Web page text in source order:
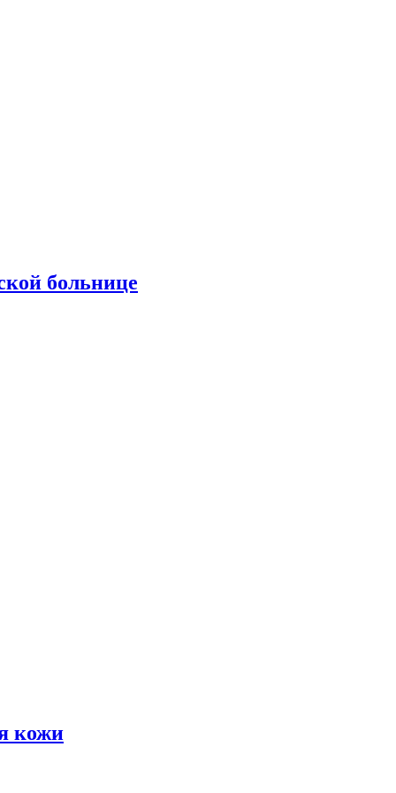
больнице
кожи